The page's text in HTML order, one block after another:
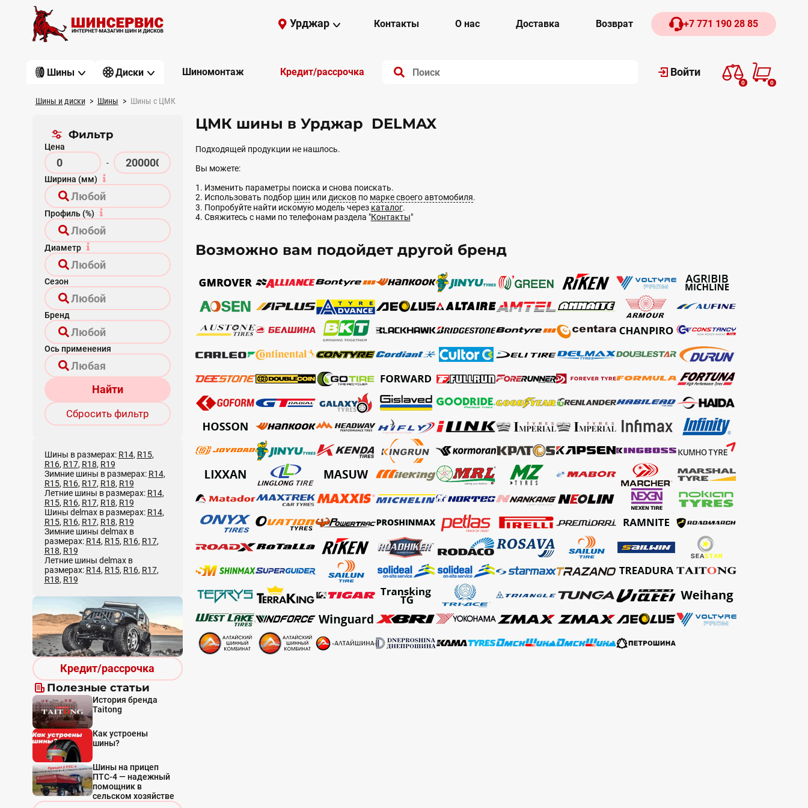
Урджар Контакты О нас Доставка Возврат +7 771 190 28 85
Шины Диски Шиномонтаж Кредит/рассрочка Войти
0 0
Шины и диски Шины Шины с ЦМК
Фильтр
Цена
-
Ширина (мм)
Профиль (%)
Диаметр
Сезон
Бренд
Ось применения
Найти
Сбросить фильтр
Шины в размерах: R14, R15,
R16, R17, R18, R19
Зимние шины в размерах: R14,
R15, R16, R17, R18, R19
Летние шины в размерах: R14,
R15, R16, R17, R18, R19
Шины delmax в размерах: R14,
R15, R16, R17, R18, R19
Зимние шины delmax в
размерах: R14, R15, R16, R17,
R18, R19
Летние шины delmax в
размерах: R14, R15, R16, R17,
R18, R19
Кредит/рассрочка
Полезные статьи
История бренда
Taitong
Как устроены
шины?
Шины на прицеп
ПТС-4 — надежный
помощник в
сельском хозяйстве
ЦМК шины в Урджар DELMAX
Подходящей продукции не нашлось.
Вы можете:
1. Изменить параметры поиска и снова поискать.
2. Использовать подбор шин или дисковпо марке своего автомобиля.
3. Попробуйте найти искомую модель через каталог.
4. Свяжитесь с нами по телефонам раздела "Контакты"
Возможно вам подойдет другой бренд